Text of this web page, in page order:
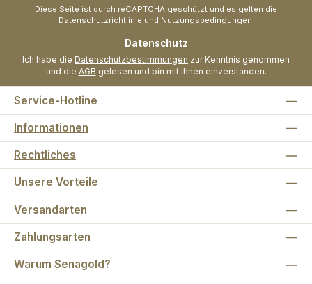
Diese Seite ist durch reCAPTCHA geschützt und es gelten die
Datenschutzrichtlinie und Nutzungsbedingungen.
Datenschutz
Ich habe die Datenschutzbestimmungen zur Kenntnis genommen
und die AGB gelesen und bin mit ihnen einverstanden.
Service-Hotline
Informationen
Rechtliches
Unsere Vorteile
Versandarten
Zahlungsarten
Warum Senagold?